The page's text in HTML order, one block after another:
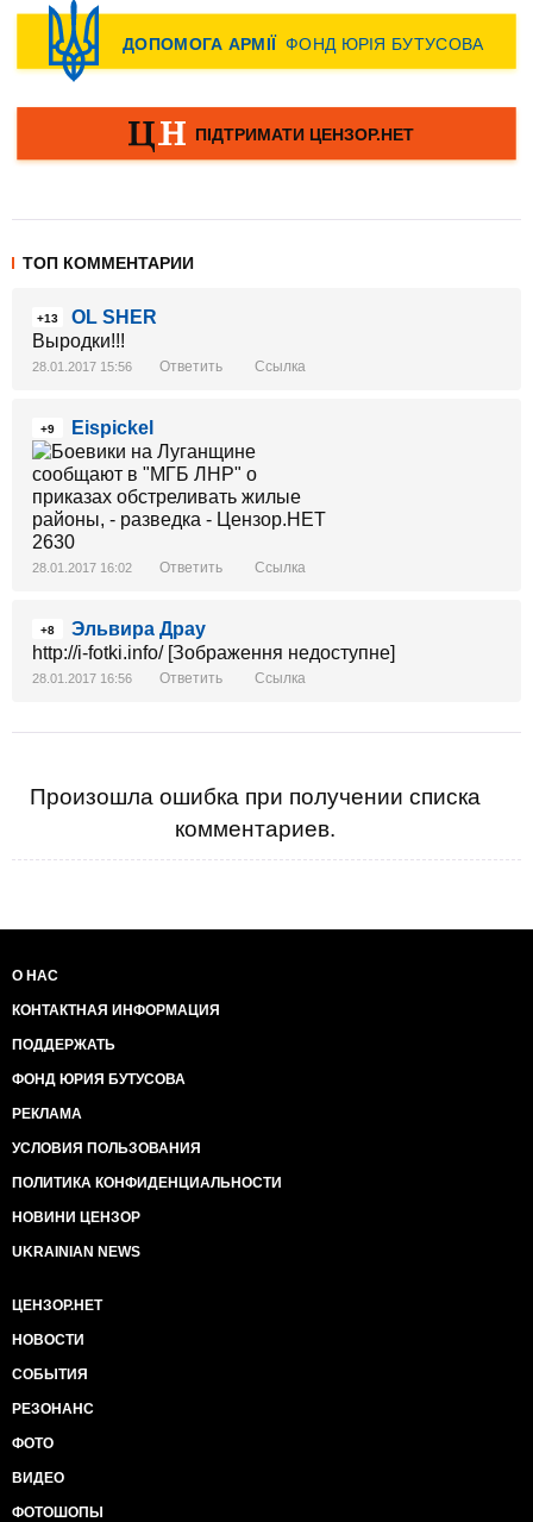
ТОП КОММЕНТАРИИ
+13
OL SHER
Выродки!!!
28.01.2017 15:56 Ответить Ссылка
+9 Eispickel
28.01.2017 16:02 Ответить Ссылка
+8
Эльвира Драу
http://i-fotki.info/ [Зображення недоступне]
28.01.2017 16:56 Ответить Ссылка
Произошла ошибка при получении списка
комментариев.
О НАС
КОНТАКТНАЯ ИНФОРМАЦИЯ
ПОДДЕРЖАТЬ
ФОНД ЮРИЯ БУТУСОВА
РЕКЛАМА
УСЛОВИЯ ПОЛЬЗОВАНИЯ
ПОЛИТИКА КОНФИДЕНЦИАЛЬНОСТИ
НОВИНИ ЦЕНЗОР
UKRAINIAN NEWS
ЦЕНЗОР.НЕТ
НОВОСТИ
СОБЫТИЯ
РЕЗОНАНС
ФОТО
ВИДЕО
ФОТОШОПЫ